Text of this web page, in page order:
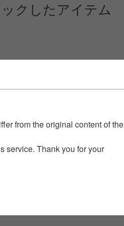
クしたアイテム
from the original content of the
service. Thank you for your